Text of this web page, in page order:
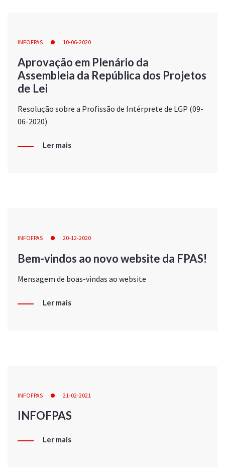
INFOFPAS 10-06-2020
Aprovação em Plenário da
Assembleia da República dos Projetos
de Lei
Resolução sobre a Profissão de Intérprete de LGP (09-
06-2020)
Ler mais
INFOFPAS 20-12-2020
Bem-vindos ao novo website da FPAS!
Mensagem de boas-vindas ao website
Ler mais
INFOFPAS 21-02-2021
INFOFPAS
Ler mais